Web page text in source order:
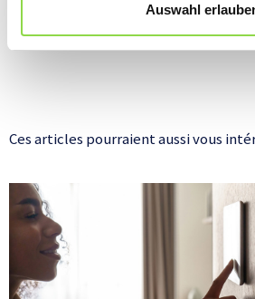
Auswahl
Ces articles pourraient aussi vous